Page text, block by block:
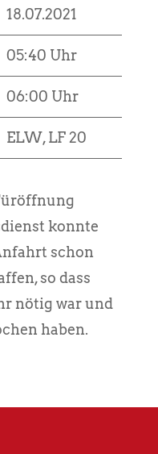
18.07.2021
05:40 Uhr
06:00 Uhr
ELW, LF 20
konnte
schon
so dass
nötig war und
haben.